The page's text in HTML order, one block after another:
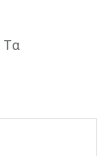
Τα